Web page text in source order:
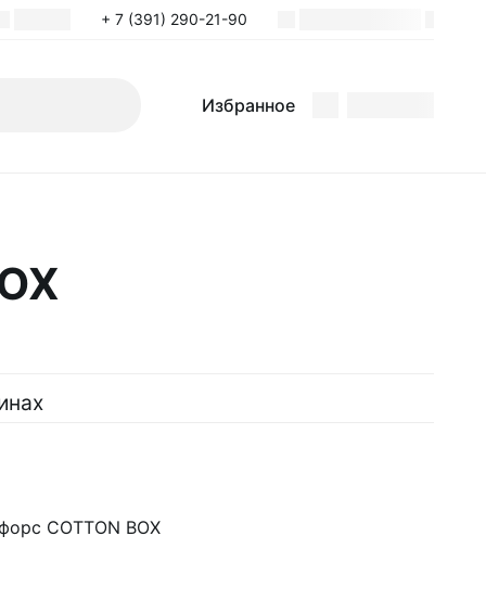
+ 7 (391) 290-21-90
Избранное
COTTON BOX